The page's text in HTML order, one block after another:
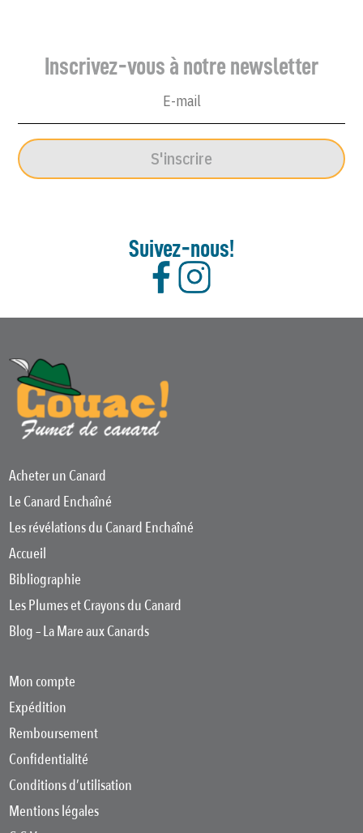
Inscrivez-vous à notre newsletter
S'inscrire
Suivez-nous!
Acheter un Canard
Le Canard Enchaîné
Les révélations du Canard Enchaîné
Accueil
Bibliographie
Les Plumes et Crayons du Canard
Blog – La Mare aux Canards
Mon compte
Expédition
Remboursement
Confidentialité
Conditions d’utilisation
Mentions légales